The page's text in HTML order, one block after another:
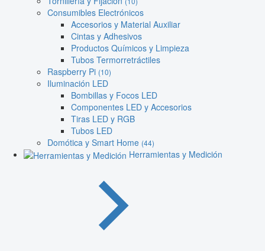
Consumibles Electrónicos
Accesorios y Material Auxiliar
Cintas y Adhesivos
Productos Químicos y Limpieza
Tubos Termorretráctiles
Raspberry Pi (10)
Iluminación LED
Bombillas y Focos LED
Componentes LED y Accesorios
Tiras LED y RGB
Tubos LED
Domótica y Smart Home (44)
Herramientas y Medición